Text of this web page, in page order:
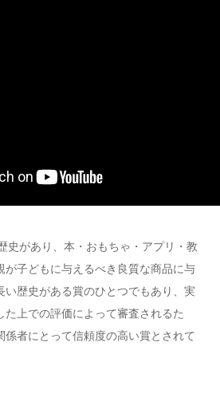
史があり、本・おもちゃ・アプリ・教
が子どもに与えるべき良質な商品に与
い歴史がある賞のひとつでもあり、実
た上での評価によって審査されるた
係者にとって信頼度の高い賞とされて